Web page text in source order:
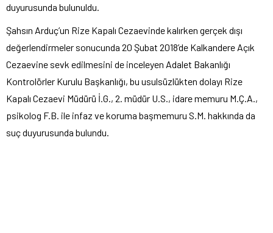
duyurusunda bulunuldu.
Şahsın Arduç’un Rize Kapalı Cezaevinde kalırken gerçek dışı
değerlendirmeler sonucunda 20 Şubat 2018’de Kalkandere Açık
Cezaevine sevk edilmesini de inceleyen Adalet Bakanlığı
Kontrolörler Kurulu Başkanlığı, bu usulsüzlükten dolayı Rize
Kapalı Cezaevi Müdürü İ.G., 2. müdür U.S., idare memuru M.Ç.A.,
psikolog F.B. ile infaz ve koruma başmemuru S.M. hakkında da
suç duyurusunda bulundu.